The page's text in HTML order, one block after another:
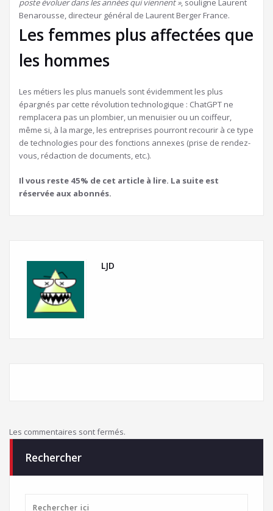
poste évoluer dans les années qui viennent », souligne Laurent
Benarousse, directeur général de Laurent Berger France.
Les femmes plus affectées que
les hommes
Les métiers les plus manuels sont évidemment les plus
épargnés par cette révolution technologique : ChatGPT ne
remplacera pas un plombier, un menuisier ou un coiffeur,
même si, à la marge, les entreprises pourront recourir à ce type
de technologies pour des fonctions annexes (prise de rendez-
vous, rédaction de documents, etc.).
Il vous reste 45% de cet article à lire. La suite est
réservée aux abonnés.
LJD
Les commentaires sont fermés.
Rechercher